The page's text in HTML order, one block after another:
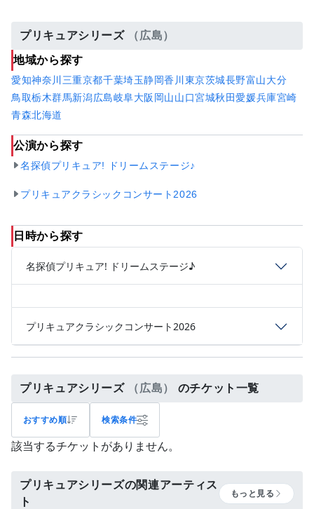
プリキュアシリーズ （広島）
地域から探す
愛知神奈川 三重京都千葉埼玉静岡香川 東京茨城長野富山大分
鳥取栃木群馬新潟広島岐阜大阪 岡山山口宮城秋田愛媛兵庫宮崎
青森北海道
公演から探す
名探偵プリキュア! ドリームステージ♪
プリキュアクラシックコンサート2026
日時から探す
名探偵プリキュア! ドリームステージ♪
プリキュアクラシックコンサート2026
プリキュアシリーズ （広島） のチケット一覧
おすすめ順 検索条件
該当するチケットがありません。
プリキュアシリーズの関連アーティス
ト
もっと見る